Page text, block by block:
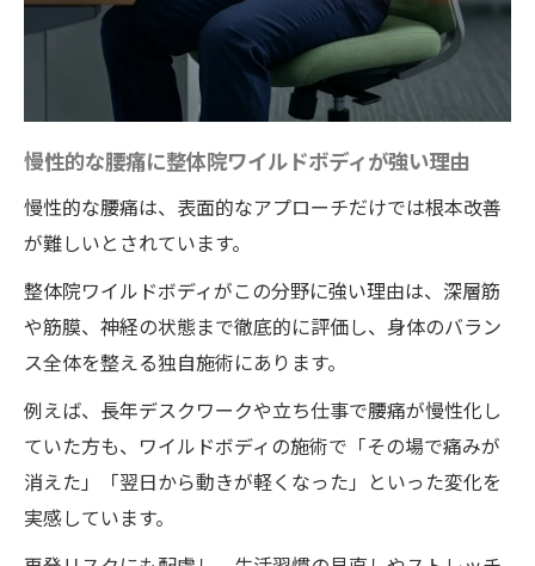
慢性的な腰痛に整体院ワイルドボディが強い理由
慢性的な腰痛は、表面的なアプローチだけでは根本改善
が難しいとされています。
整体院ワイルドボディがこの分野に強い理由は、深層筋
や筋膜、神経の状態まで徹底的に評価し、身体のバラン
ス全体を整える独自施術にあります。
例えば、長年デスクワークや立ち仕事で腰痛が慢性化し
ていた方も、ワイルドボディの施術で「その場で痛みが
消えた」「翌日から動きが軽くなった」といった変化を
実感しています。